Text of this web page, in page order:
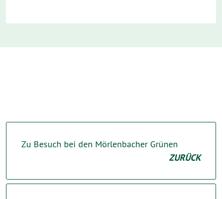
Zu Besuch bei den Mörlenbacher Grünen
ZURÜCK